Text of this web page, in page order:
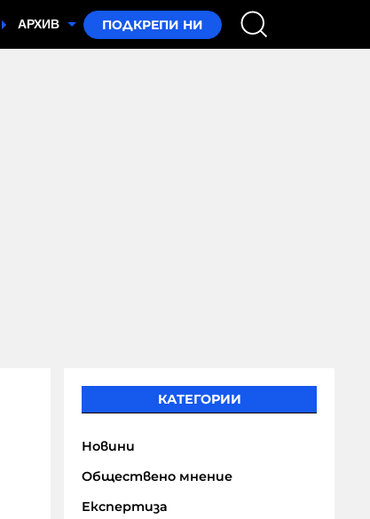
АРХИВ
КАТЕГОРИИ
Новини
Обществено мнение
Експертиза